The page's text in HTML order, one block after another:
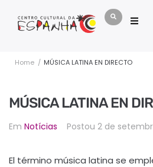
Home / MÚSICA LATINA EN DIRECTO
MÚSICA LATINA EN
Em Notícias Postou 2 de
El término música latina se